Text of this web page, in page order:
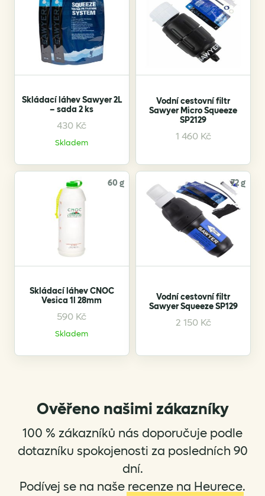
Skládací láhev Sawyer 2L
– sada 2 ks
430 Kč
Skladem
Vodní cestovní filtr
Sawyer Micro Squeeze
SP2129
1 460 Kč
60 g
Skládací láhev CNOC
Vesica 1l 28mm
590 Kč
Skladem
This
product
multiple
options
may
be
chosen
on
product
72 g
Vodní cestovní filtr
Sawyer Squeeze SP129
2 150 Kč
Ověřeno našimi zákazníky
100 % zákazníků nás doporučuje podle
dotazníku spokojenosti za posledních 90
dní.
Podívej se na naše recenze na Heurece.